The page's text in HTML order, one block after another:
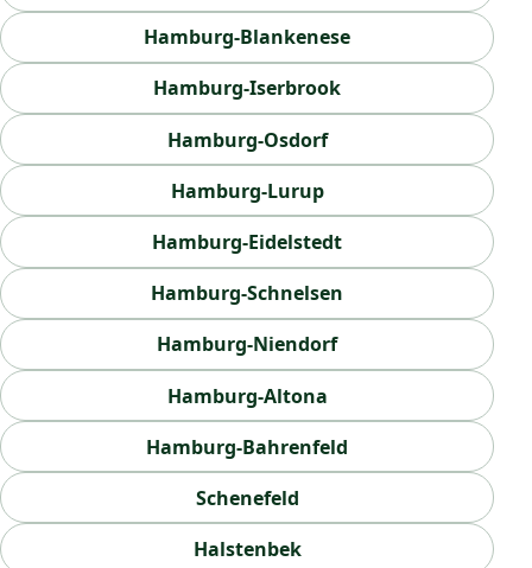
Hamburg-Blankenese
Hamburg-Iserbrook
Hamburg-Osdorf
Hamburg-Lurup
Hamburg-Eidelstedt
Hamburg-Schnelsen
Hamburg-Niendorf
Hamburg-Altona
Hamburg-Bahrenfeld
Schenefeld
Halstenbek